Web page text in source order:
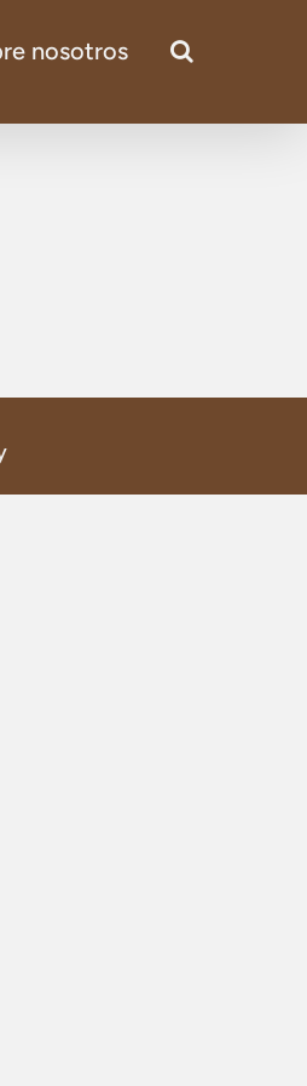
nosotros